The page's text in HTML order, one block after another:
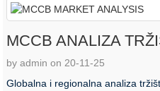
MCCB ANALIZA
by admin on 20-11-25
Globalna i regionalna analiza